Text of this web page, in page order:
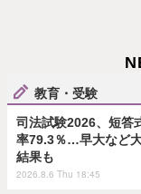
教育・受験
司法試験2026、短答
率79.3％…早大など
結果も
2026.8.6 Thu 18:45